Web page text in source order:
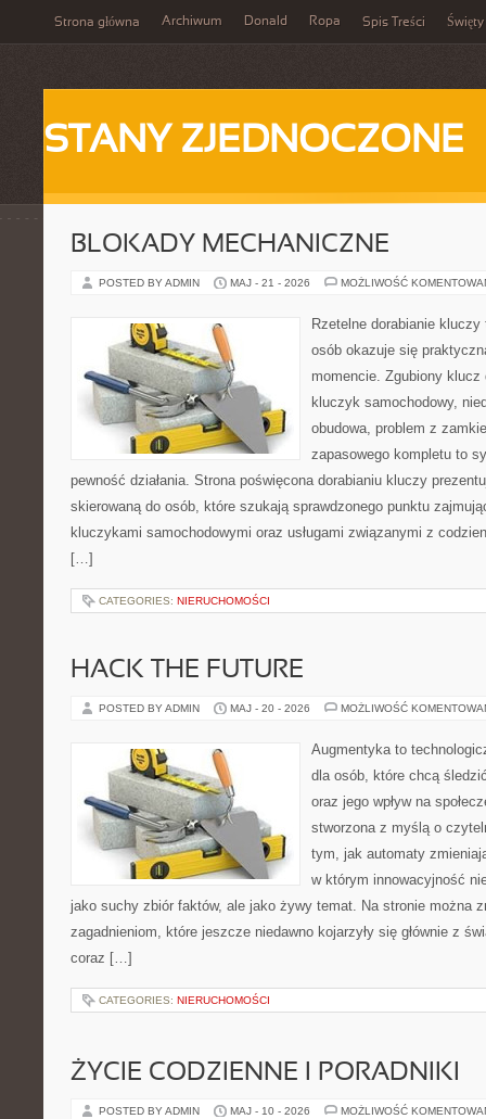
Strona główna Archiwum Donald Ropa Spis Treści Święty
STANY ZJEDNOCZONE
BLOKADY MECHANICZNE
POSTED BY ADMIN MAJ - 21 - 2026 MOŻLIWOŚĆ
Rzetelne dorabianie kluczy
osób okazuje się
momencie. Zgubiony
kluczyk samochodowy,
obudowa, problem z
zapasowego kompletu to
pewność działania. Strona poświęcona dorabianiu kluczy
skierowaną do osób, które szukają sprawdzonego punktu
kluczykami samochodowymi oraz usługami związanymi z
[…]
CATEGORIES: NIERUCHOMOŚCI
HACK THE FUTURE
POSTED BY ADMIN MAJ - 20 - 2026 MOŻLIWOŚĆ
Augmentyka to
dla osób, które chcą
oraz jego wpływ na
stworzona z myślą o
tym, jak automaty
w którym innowacyjność
jako suchy zbiór faktów, ale jako żywy temat. Na stronie można
zagadnieniom, które jeszcze niedawno kojarzyły się głównie z
coraz […]
CATEGORIES: NIERUCHOMOŚCI
ŻYCIE CODZIENNE I PORADNIKI
POSTED BY ADMIN MAJ - 10 - 2026 MOŻLIWOŚĆ